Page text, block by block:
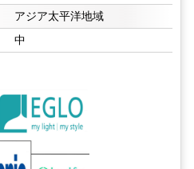
アジア太平洋地域
中
用にはCC BY 4.0の表示が必要です。